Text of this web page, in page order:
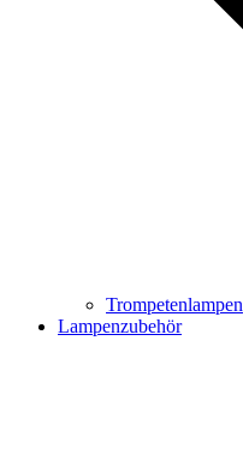
Trompetenlampen
Lampenzubehör